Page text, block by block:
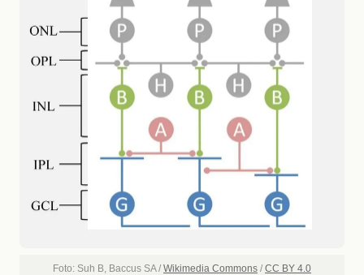
Foto: Suh B, Baccus SA / Wikimedia Commons / CC BY 4.0